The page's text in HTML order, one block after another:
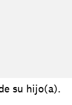
su hijo(a).